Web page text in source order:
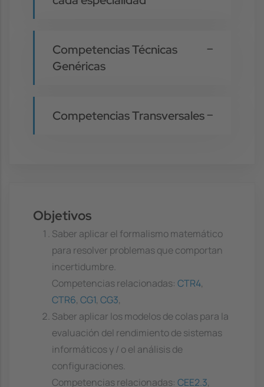
Competencias Técnicas
Genéricas
Competencias Transversales
Objetivos
Saber aplicar el formalismo matemático
para resolver problemas que comportan
incertidumbre.
Competencias relacionadas: CTR4,
CTR6, CG1, CG3,
Saber aplicar los modelos de colas para la
evaluación del rendimiento de sistemas
informáticos y / o el análisis de
configuraciones.
Competencias relacionadas: CEE2.3,